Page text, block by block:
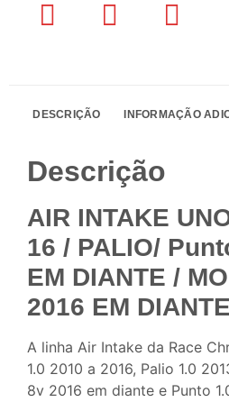
DESCRIÇÃO INFORMAÇÃO
Descrição
AIR INTAKE
16 / PALIO/
EM DIANTE /
2016 EM DIANTE
A linha Air Intake da Race
1.0 2010 a 2016, Palio 1.0
8v 2016 em diante e Punto